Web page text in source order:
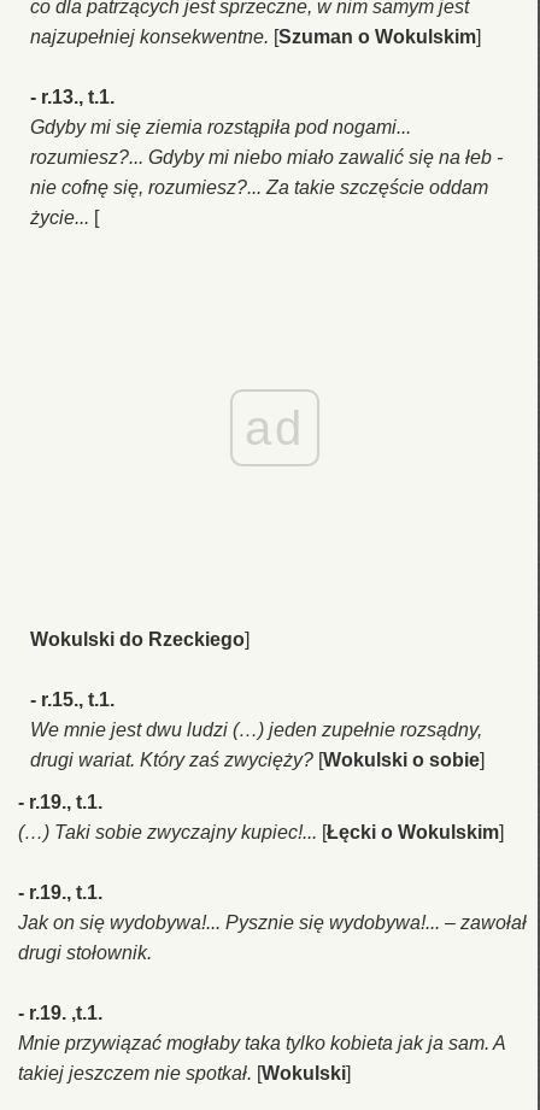
co dla patrzących jest sprzeczne, w nim samym jest
najzupełniej konsekwentne. [Szuman o Wokulskim]
- r.13., t.1.
Gdyby mi się ziemia rozstąpiła pod nogami...
rozumiesz?... Gdyby mi niebo miało zawalić się na łeb -
nie cofnę się, rozumiesz?... Za takie szczęście oddam
życie... [
ad
Wokulski do Rzeckiego]
- r.15., t.1.
We mnie jest dwu ludzi (…) jeden zupełnie rozsądny,
drugi wariat. Który zaś zwycięży? [Wokulski o sobie]
- r.19., t.1.
(…) Taki sobie zwyczajny kupiec!... [Łęcki o Wokulskim]
- r.19., t.1.
Jak on się wydobywa!... Pysznie się wydobywa!... – zawołał
drugi stołownik.
- r.19. ,t.1.
Mnie przywiązać mogłaby taka tylko kobieta jak ja sam. A
takiej jeszczem nie spotkał. [Wokulski]